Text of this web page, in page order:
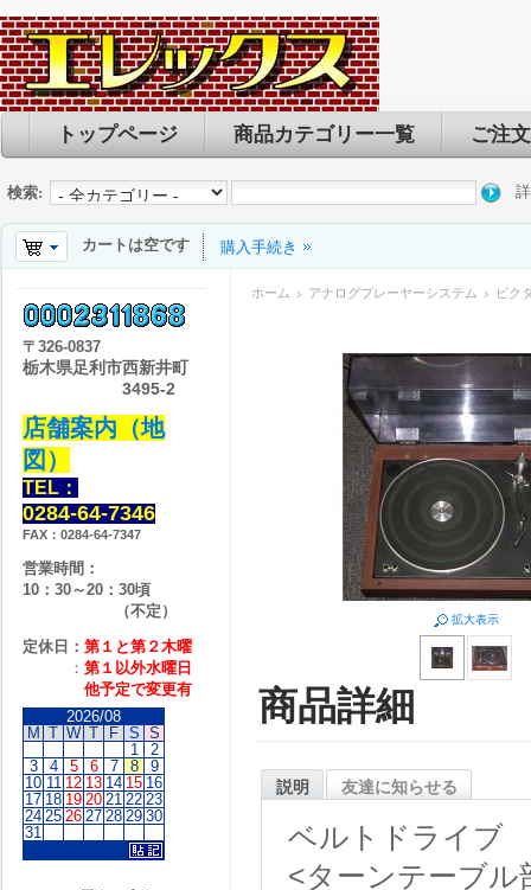
トップページ 商品カテゴリー一覧 ご注
検索:
カートは空です 購入手続き
ホーム アナログプレーヤーシステム ビク
拡大表示
商品詳細
説明 友達に知らせる
ベルトドライブ
<ターンテーブル
〒 326-0837
栃木県足利市西新井町
3495-2
店舗案内（地
図）
TEL：
0284-64-7346
FAX：0284-64-7347
営業時間：
10：30～20：30頃
（不定）
定休日： 第１と第２木曜
： 第１以外水曜日
他予定で変更有
2026/08
M T W T F S S
1
2
3
4 5 6 7 8
9
10 11 12 13 14 15 16
17 18 19 20 21 22 23
24 25 26 27 28 29 30
31